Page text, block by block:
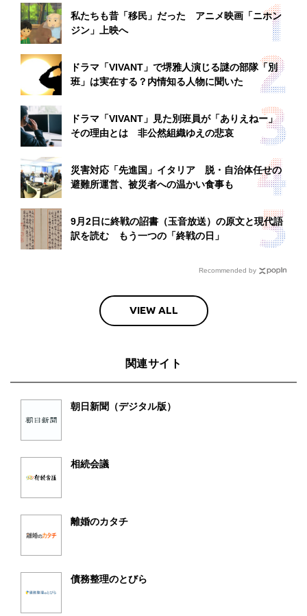
私たちも昔「移民」だった アニメ映画「ニホン
ジン」上映へ
ドラマ「VIVANT」で堺雅人演じる謎の部隊「別
班」は実在する？内情知る人物に聞いた
ドラマ「VIVANT」見た別班員が「ありえねー」
その理由とは 非公然組織ゆえの悲哀
災害対応「先進国」イタリア 脱・自治体任せの
避難所運営、被災者への温かい食事も
9月2日に終戦の詔書（玉音放送）の原文と現代語
訳を読む もう一つの「終戦の日」
Recommended by
VIEW ALL
関連サイト
朝日新聞（デジタル版）
相続会議
離婚のカタチ
債務整理のとびら